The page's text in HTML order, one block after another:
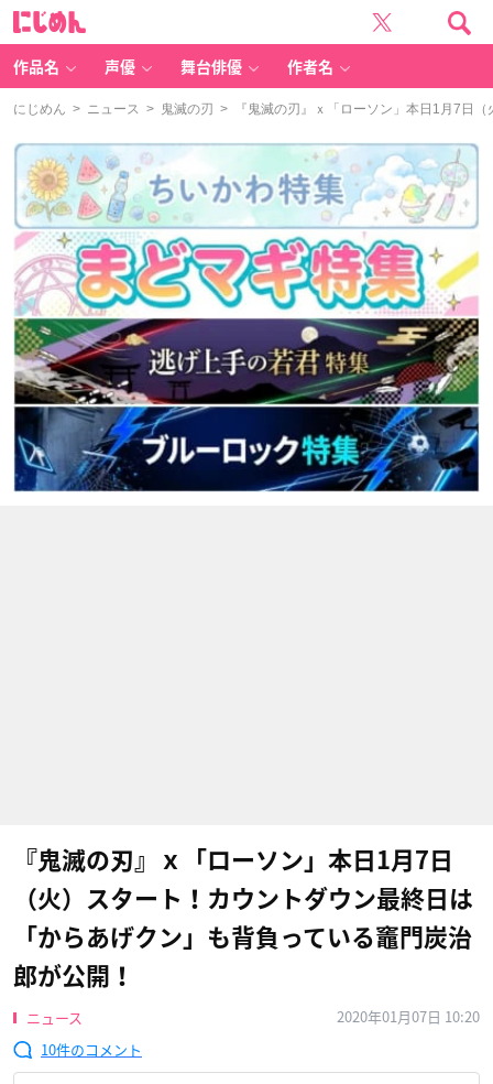
作品名 声優 舞台俳優 作者名
にじめん > ニュース > 鬼滅の刃 > 『鬼滅の刃』ｘ「ローソン」本日1月7日
『鬼滅の刃』ｘ「ローソン」本日1月7日
（火）スタート！カウントダウン最終日は
「からあげクン」も背負っている竈門炭治
郎が公開！
ニュース
2020年01月07日 10:20
10